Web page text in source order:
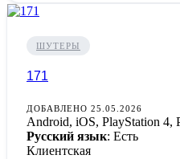
ШУТЕРЫ
171
ДОБАВЛЕНО 25.05.2026
Android, iOS, PlayStation 4,
Русский язык: Есть
Клиентская